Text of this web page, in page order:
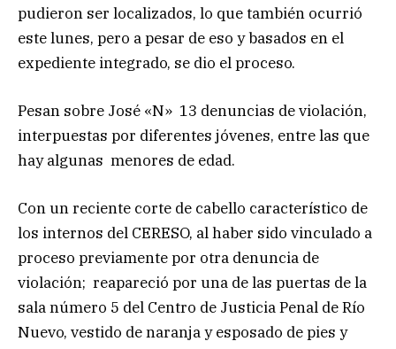
pudieron ser localizados, lo que también ocurrió
este lunes, pero a pesar de eso y basados en el
expediente integrado, se dio el proceso.
Pesan sobre José «N» 13 denuncias de violación,
interpuestas por diferentes jóvenes, entre las que
hay algunas menores de edad.
Con un reciente corte de cabello característico de
los internos del CERESO, al haber sido vinculado a
proceso previamente por otra denuncia de
violación; reapareció por una de las puertas de la
sala número 5 del Centro de Justicia Penal de Río
Nuevo, vestido de naranja y esposado de pies y